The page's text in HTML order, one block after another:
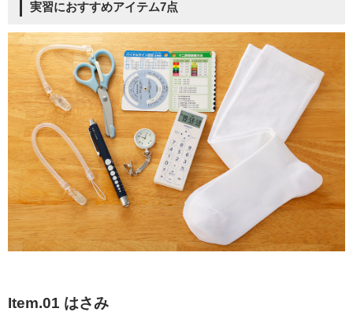
実習におすすめアイテム7点
Item.01 はさみ